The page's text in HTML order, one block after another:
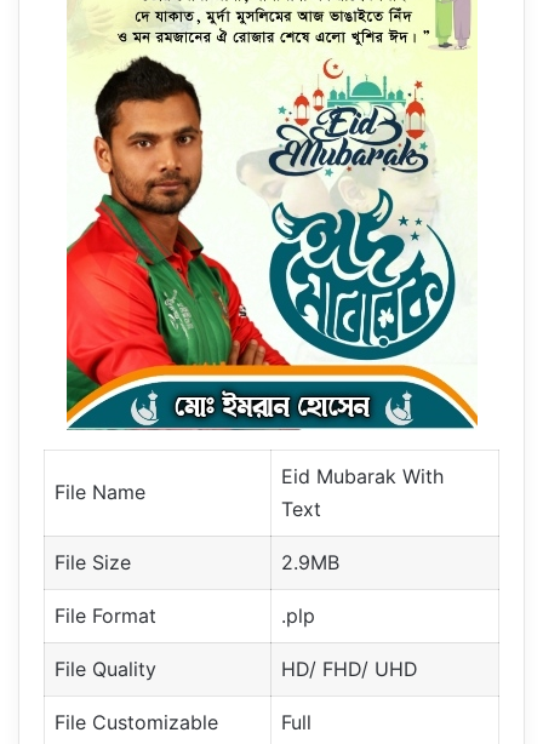
File Name
Eid Mubarak With
Text
File Size 2.9MB
File Format .plp
File Quality HD/ FHD/ UHD
File Customizable Full